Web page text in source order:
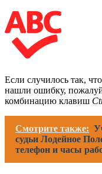
Если случилось так,
нашли ошибку,
комбинацию клавиш
Смотрите также:
судьи Лодейное
телефон и часы